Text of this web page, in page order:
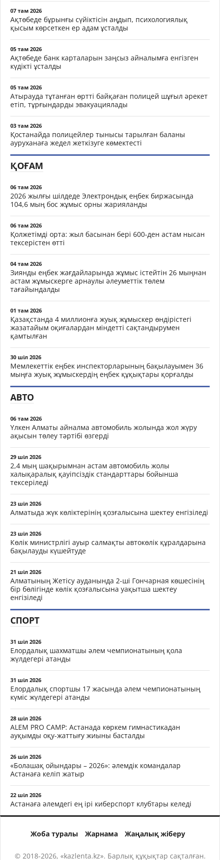
07 там 2026
Ақтөбеде бұрынғы сүйіктісін аңдып, психологиялық
қысым көрсеткен ер адам ұсталды
05 там 2026
Ақтөбеде банк карталарын заңсыз айналымға енгізген
күдікті ұсталды
05 там 2026
Атырауда тұтанған өртті байқаған полицей шұғыл әрекет
етіп, тұрғындарды эвакуациялады
03 там 2026
Қостанайда полицейлер тынысы тарылған баланы
ауруханаға жедел жеткізуге көмектесті
ҚОҒАМ
06 там 2026
2026 жылғы шілдеде Электрондық еңбек биржасында
104,6 мың бос жұмыс орны жарияланды
06 там 2026
Қолжетімді орта: жыл басынан бері 600-ден астам нысан
тексерістен өтті
04 там 2026
Зиянды еңбек жағдайларында жұмыс істейтін 26 мыңнан
астам жұмыскерге арнаулы әлеуметтік төлем
тағайындалды
01 там 2026
Қазақстанда 4 миллионға жуық жұмыскер өндірістегі
жазатайым оқиғалардан міндетті сақтандырумен
қамтылған
30 шіл 2026
Мемлекеттік еңбек инспекторларының бақылауымен 36
мыңға жуық жұмыскердің еңбек құқықтары қорғалды
АВТО
06 там 2026
Үлкен Алматы айналма автомобиль жолында жол жүру
ақысын төлеу тәртібі өзгерді
29 шіл 2026
2,4 мың шақырымнан астам автомобиль жолы
халықаралық қауіпсіздік стандарттары бойынша
тексеріледі
23 шіл 2026
Алматыда жүк көліктерінің қозғалысына шектеу енгізіледі
23 шіл 2026
Көлік министрлігі ауыр салмақты автокөлік құралдарына
бақылауды күшейтуде
21 шіл 2026
Алматының Жетісу ауданында 2-ші Гончарная көшесінің
бір бөлігінде көлік қозғалысына уақытша шектеу
енгізіледі
СПОРТ
31 шіл 2026
Елордалық шахматшы әлем чемпионатының қола
жүлдегері атанды
31 шіл 2026
Елордалық спортшы 17 жасында әлем чемпионатының
күміс жүлдегері атанды
28 шіл 2026
ALEM PRO CAMP: Астанада көркем гимнастикадан
ауқымды оқу-жаттығу жиыны басталды
26 шіл 2026
«Болашақ ойындары – 2026»: әлемдік командалар
Астанаға келіп жатыр
22 шіл 2026
Астанаға әлемдегі ең ірі киберспорт клубтары келеді
Жоба туралы Жарнама Жаңалық жіберу
© 2018-2026, «kazlenta.kz». Барлық құқықтар сақталған.